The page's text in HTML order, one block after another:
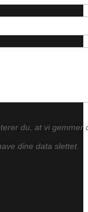
du, at vi gemmer
dine data slettet.